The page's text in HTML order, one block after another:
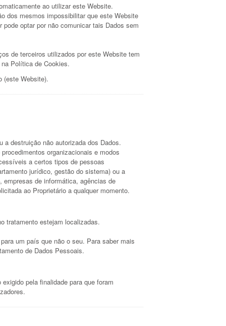
ao utilizar este Website.
dos mesmos impossibilitar que este Website
optar por não comunicar tais Dados sem
de terceiros utilizados por este Website tem
Política de Cookies.
(este Website).
a destruição não autorizada dos Dados.
organizacionais e modos
a certos tipos de pessoas
jurídico, gestão do sistema) ou a
de informática, agências de
ao Proprietário a qualquer momento.
tratamento estejam localizadas.
um país que não o seu. Para saber mais
de Dados Pessoais.
pela finalidade para que foram